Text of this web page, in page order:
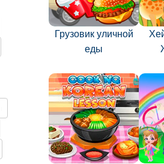
Грузовик уличной
еды